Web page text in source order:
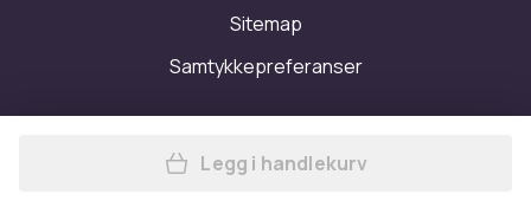
Sitemap
Samtykkepreferanser
Legg Etterfilter til Dyson
Legg i handlekurv